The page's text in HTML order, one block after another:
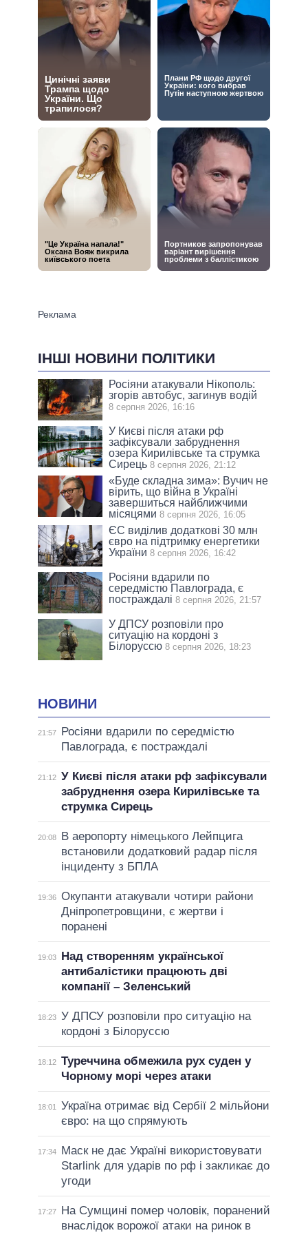
ІНШІ НОВИНИ ПОЛІТИКИ
Росіяни атакували Нікополь:
згорів автобус, загинув водій
8 серпня 2026, 16:16
У Києві після атаки рф
зафіксували забруднення
озера Кирилівське та струмка
Сирець 8 серпня 2026, 21:12
«Буде складна зима»: Вучич не
вірить, що війна в Україні
завершиться найближчими
місяцями 8 серпня 2026, 16:05
ЄС виділив додаткові 30 млн
євро на підтримку енергетики
України 8 серпня 2026, 16:42
Росіяни вдарили по
середмістю Павлограда, є
постраждалі 8 серпня 2026, 21:57
У ДПСУ розповіли про
ситуацію на кордоні з
Білоруссю 8 серпня 2026, 18:23
НОВИНИ
21:57
Росіяни вдарили по середмістю
Павлограда, є постраждалі
21:12 У Києві після атаки рф зафіксували
забруднення озера Кирилівське та
струмка Сирець
20:08
В аеропорту німецького Лейпцига
встановили додатковий радар після
інциденту з БПЛА
19:36 Окупанти атакували чотири райони
Дніпропетровщини, є жертви і
поранені
19:03
Над створенням української
антибалістики працюють дві
компанії – Зеленський
18:23 У ДПСУ розповіли про ситуацію на
кордоні з Білоруссю
18:12 Туреччина обмежила рух суден у
Чорному морі через атаки
18:01
Україна отримає від Сербії 2 мільйони
євро: на що спрямують
17:34
Маск не дає Україні використовувати
Starlink для ударів по рф і закликає до
угоди
17:27
На Сумщині помер чоловік, поранений
внаслідок ворожої атаки на ринок в